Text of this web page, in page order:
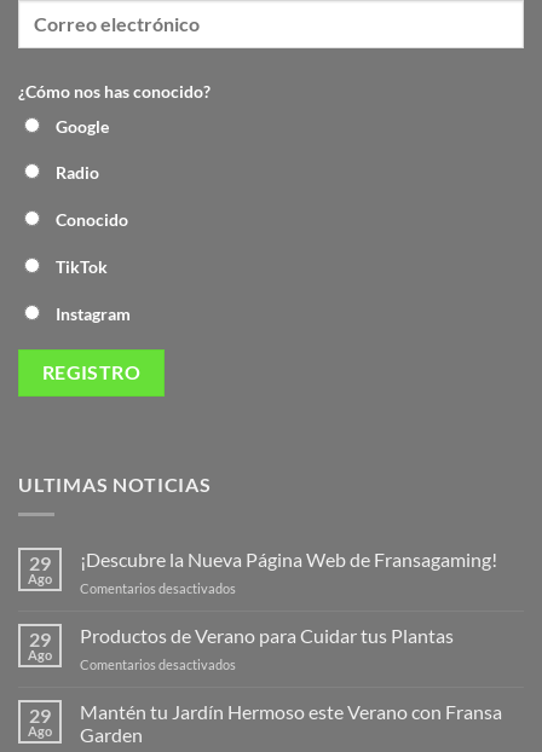
¿Cómo nos has conocido?
Google
Radio
Conocido
TikTok
Instagram
ULTIMAS NOTICIAS
29
Ago
¡Descubre la Nueva Página Web de Fransagaming!
Comentarios desactivados
Nueva
de
29
Ago
Productos de Verano para Cuidar tus Plantas
Comentarios desactivados
de
Verano
29
Ago
Mantén tu Jardín Hermoso este Verano con Fransa
Garden